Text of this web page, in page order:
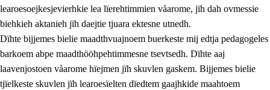
learoesoejkesjevierhkie lea lïerehtimmien våarome, jïh dah ovmessie
biehkieh aktanieh jïh daejtie tjuara ektesne utnedh.
Dïhte bijjemes bielie maadthvuajnoem buerkeste mij edtja pedagogeles
barkoem abpe maadthööhpehtimmesne tsevtsedh. Dïhte aaj
laavenjostoen våarome hïejmen jïh skuvlen gaskem. Bijjemes bielie
tjïelkeste skuvlen jïh learoesïelten dïedtem gaajhkide maahtoem